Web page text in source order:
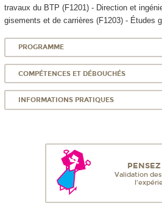
travaux du BTP (F1201) - Direction et
gisements et de carrières (F1203) - Études
PROGRAMME
COMPÉTENCES ET DÉBOUCHÉS
INFORMATIONS PRATIQUES
Validation